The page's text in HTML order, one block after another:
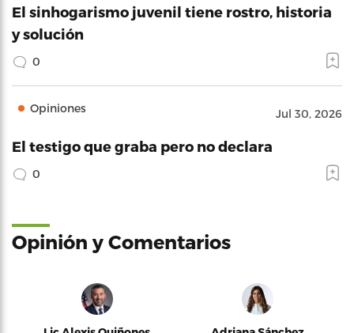
El sinhogarismo juvenil tiene rostro, historia
y solución
0
Opiniones Jul 30, 2026
El testigo que graba pero no declara
0
Opinión y Comentarios